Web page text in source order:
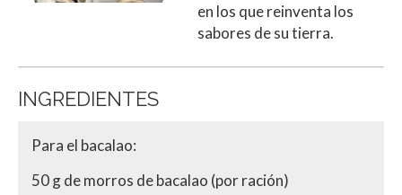
en los que reinventa los
sabores de su tierra.
INGREDIENTES
Para el bacalao:
50 g de morros de bacalao (por ración)